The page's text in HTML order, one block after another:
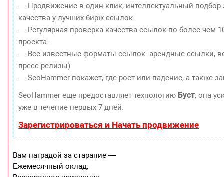
— Продвижение в один клик, интеллектуальный
качества у лучших бирж ссылок.
— Регулярная проверка качества ссылок по более чем
проекта.
— Все известные форматы ссылок: арендные ссылки,
пресс-релизы).
— SeoHammer покажет, где рост или падение, а также
SeoHammer еще предоставляет технологию Буст, она
уже в течение первых 7 дней.
Зарегистрироваться и Начать продвижение
Вам наградой за старание —
Ежемесячный оклад,